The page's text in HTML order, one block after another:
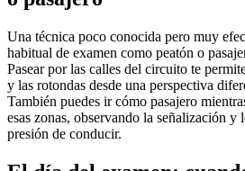
Una técnica poco conocida pero muy
habitual de examen como peatón o
Pasear por las calles del circuito te
y las rotondas desde una perspectiva
También puedes ir cómo pasajero
esas zonas, observando la señalización y
presión de conducir.